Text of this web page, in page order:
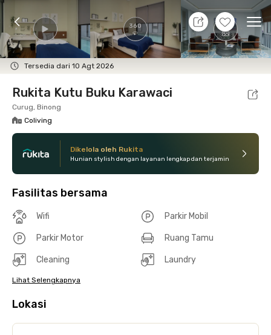
360 +21
Tersedia dari 10 Agt 2026
8 Agt 26 - Belum tahu
Foto Fasilitas bersama Lokasi Kamar
Rukita Kutu Buku Karawaci
Curug, Binong
Coliving
Dikelola oleh Rukita
Hunian stylish dengan layanan lengkap dan terjamin
Fasilitas bersama
Wifi Parkir Mobil
Parkir Motor Ruang Tamu
Cleaning Laundry
Lihat Selengkapnya
Lokasi